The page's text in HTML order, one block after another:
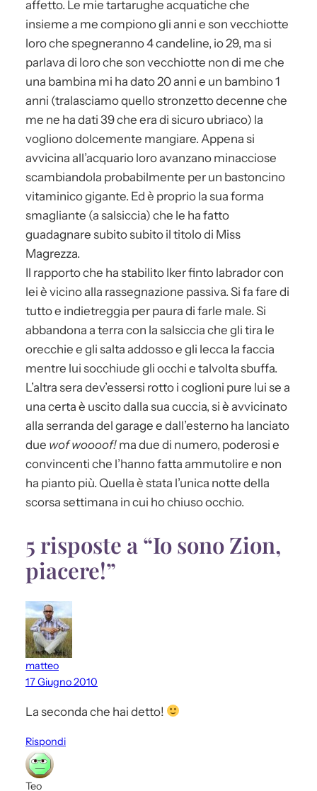
affetto. Le mie tartarughe acquatiche che
insieme a me compiono gli anni e son vecchiotte
loro che spegneranno 4 candeline, io 29, ma si
parlava di loro che son vecchiotte non di me che
una bambina mi ha dato 20 anni e un bambino 1
anni (tralasciamo quello stronzetto decenne che
me ne ha dati 39 che era di sicuro ubriaco) la
vogliono dolcemente mangiare. Appena si
avvicina all’acquario loro avanzano minacciose
scambiandola probabilmente per un bastoncino
vitaminico gigante. Ed è proprio la sua forma
smagliante (a salsiccia) che le ha fatto
guadagnare subito subito il titolo di Miss
Magrezza.
Il rapporto che ha stabilito Iker finto labrador con
lei è vicino alla rassegnazione passiva. Si fa fare di
tutto e indietreggia per paura di farle male. Si
abbandona a terra con la salsiccia che gli tira le
orecchie e gli salta addosso e gli lecca la faccia
mentre lui socchiude gli occhi e talvolta sbuffa.
L’altra sera dev’essersi rotto i coglioni pure lui se a
una certa è uscito dalla sua cuccia, si è avvicinato
alla serranda del garage e dall’esterno ha lanciato
due wof woooof! ma due di numero, poderosi e
convincenti che l’hanno fatta ammutolire e non
ha pianto più. Quella è stata l’unica notte della
scorsa settimana in cui ho chiuso occhio.
5 risposte a “Io sono Zion,
piacere!”
matteo
17 Giugno 2010
La seconda che hai detto!
Rispondi
Teo